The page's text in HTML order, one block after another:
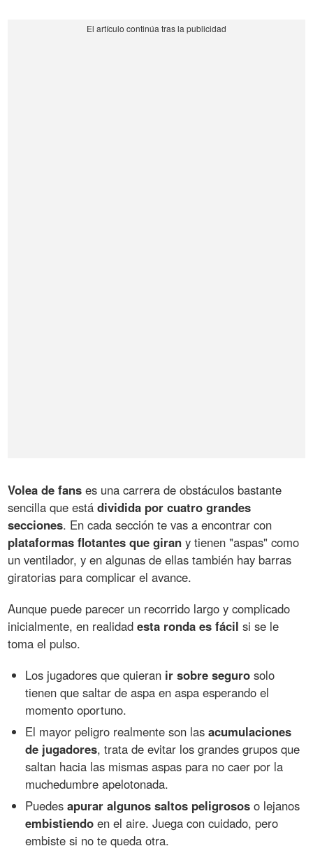
Volea de fans es una carrera de obstáculos bastante
sencilla que estádividida por cuatro grandes
secciones. En cada sección te vas a encontrar con
plataformas flotantes que giran y tienen "aspas" como
un ventilador, y en algunas de ellas también hay barras
giratorias para complicar el avance.
Aunque puede parecer un recorrido largo y complicado
inicialmente, en realidadesta ronda es fácil si se le
toma el pulso.
Los jugadores que quieran ir sobre seguro solo
tienen que saltar de aspa en aspa esperando el
momento oportuno.
El mayor peligro realmente son lasacumulaciones
de jugadores, trata de evitar los grandes grupos que
saltan hacia las mismas aspas para no caer por la
muchedumbre apelotonada.
Puedesapurar algunos saltos peligrosos o lejanos
embistiendo en el aire. Juega con cuidado, pero
embiste si no te queda otra.